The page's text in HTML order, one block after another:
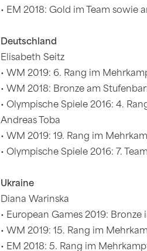
• EM 2018: Gold im Team sowie
Deutschland
Elisabeth Seitz
• WM 2019: 6. Rang im
• WM 2018: Bronze am
• Olympische Spiele 2016: 4.
Andreas Toba
• WM 2019: 19. Rang im
• Olympische Spiele 2016: 7.
Ukraine
Diana Warinska
• European Games 2019:
• WM 2019: 15. Rang im
• EM 2018: 5. Rang im